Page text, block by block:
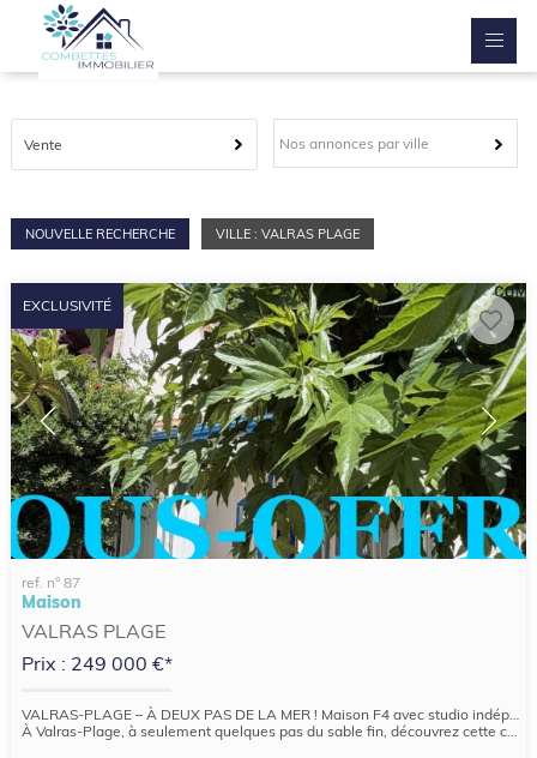
Vente Nos annonces par ville
NOUVELLE RECHERCHE VILLE : VALRAS PLAGE
EXCLUSIVITÉ
ref. n° 87
Maison
VALRAS PLAGE
Prix : 249 000 €*
VALRAS-PLAGE – À DEUX PAS DE LA MER ! Maison F4 avec studio indépendant
À Valras-Plage, à seulement quelques pas du sable fin, découvrez cette charmante maison F4 traversante, accompagnée d’une dépendance offrant la...